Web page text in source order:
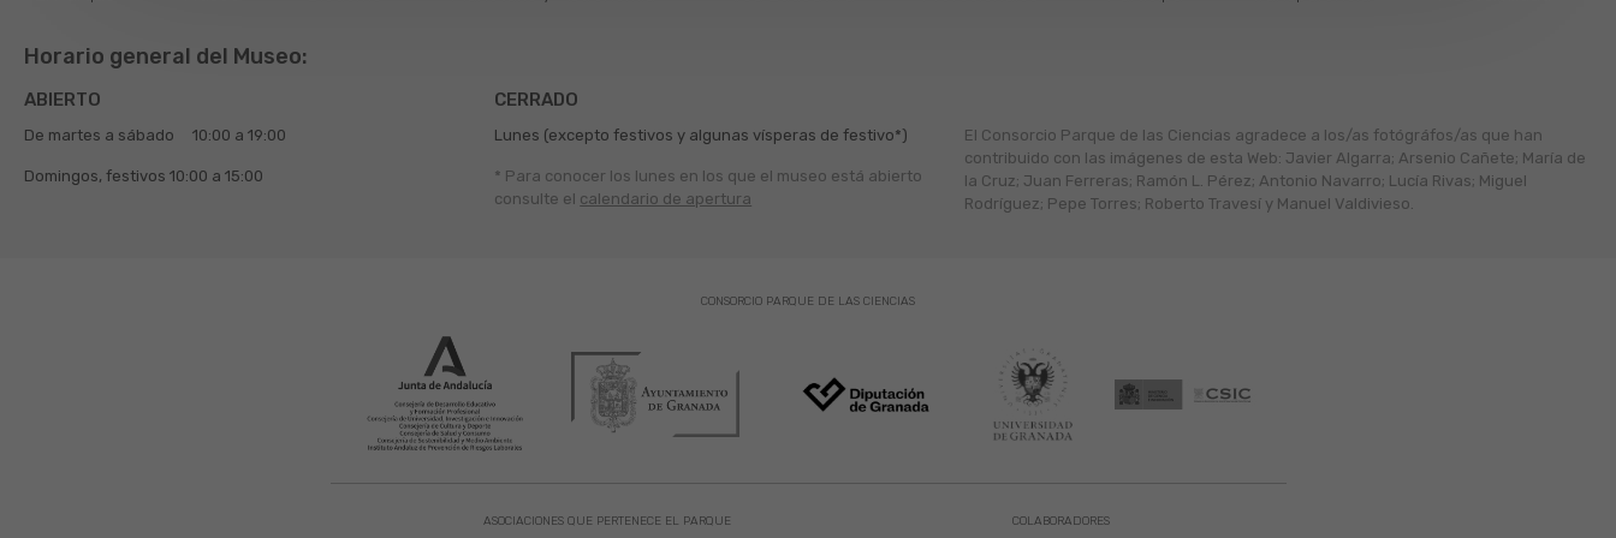
Horario general del Museo:
ABIERTO
De martes a sábado 10:00 a 19:00
Domingos, festivos 10:00 a 15:00
CERRADO
Lunes (excepto festivos y algunas vísperas de festivo*)
* Para conocer los lunes en los que el museo está abierto
consulte el calendario de apertura
El Consorcio Parque de las Ciencias agradece a los/as fotógráfos/as que han
contribuido con las imágenes de esta Web: Javier Algarra; Arsenio Cañete; María de
la Cruz; Juan Ferreras; Ramón L. Pérez; Antonio Navarro; Lucía Rivas; Miguel
Rodríguez; Pepe Torres; Roberto Travesí y Manuel Valdivieso.
ASOCIACIONES QUE PERTENECE EL PARQUE
CONSORCIO PARQUE DE LAS CIENCIAS
COLABORADORES